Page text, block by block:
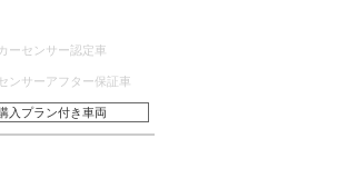
カーセンサー認定車
ンサーアフター保証車
入プラン付き車両